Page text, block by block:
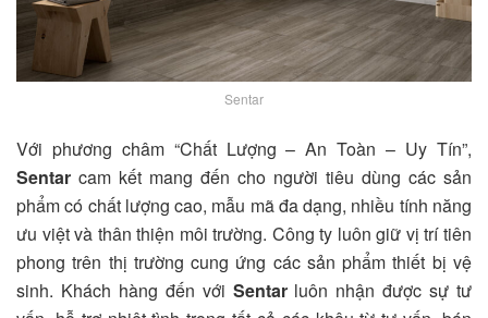
Sentar
Với phương châm “Chất Lượng – An Toàn – Uy Tín”,
Sentar cam kết mang đến cho người tiêu dùng các sản
phẩm có chất lượng cao, mẫu mã đa dạng, nhiều tính năng
ưu việt và thân thiện môi trường. Công ty luôn giữ vị trí tiên
phong trên thị trường cung ứng các sản phẩm thiết bị vệ
sinh. Khách hàng đến với Sentar luôn nhận được sự tư